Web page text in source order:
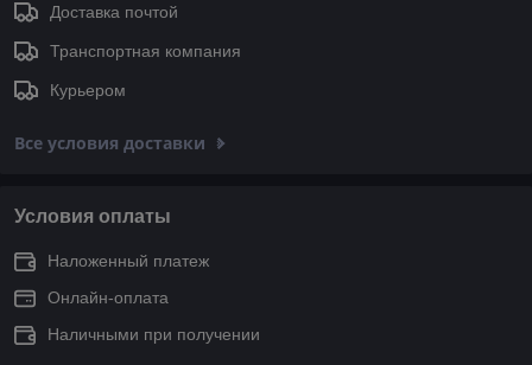
Доставка почтой
Транспортная компания
Курьером
Все условия доставки
Условия оплаты
Наложенный платеж
Онлайн-оплата
Наличными при получении